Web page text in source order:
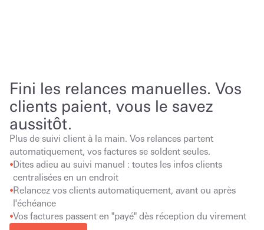
Fini les relances manuelles. Vos
clients paient, vous le savez
aussitôt.
Plus de suivi client à la main. Vos relances partent
automatiquement, vos factures se soldent seules.
Dites adieu au suivi manuel : toutes les infos clients
centralisées en un endroit
Relancez vos clients automatiquement, avant ou après
l'échéance
Vos factures passent en "payé" dès réception du virement